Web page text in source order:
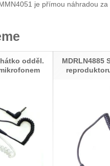
je přímou náhradou
odděl.
MDRLN4885